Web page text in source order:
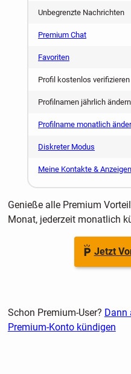
Unbegrenzte Nachrichten
Premium Chat
Favoriten
Profil kostenlos verifizieren
Profilnamen jährlich ändern
Profilname monatlich
Diskreter Modus
Meine Kontakte &
Genieße alle Premium
Monat, jederzeit monatlich
Jetzt
Schon Premium-User? Dann
Premium-Konto kündigen